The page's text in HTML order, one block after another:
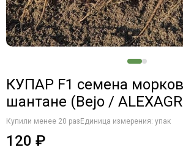
КУПАР F1 семена
шантане (Bejo /
Купили менее 20 раз Единица измерения: упак
120 ₽